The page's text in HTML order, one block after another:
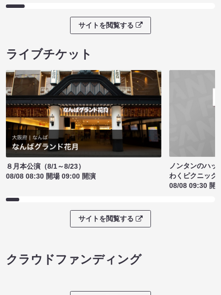
サイトを閲覧する
ライブチケット
８月本公演（8/1～8/23）
08/08 08:30 開場 09:00 開演
ノンタンのハッ
わくピクニック
08/08 09:30 開
サイトを閲覧する
クラウドファンディング